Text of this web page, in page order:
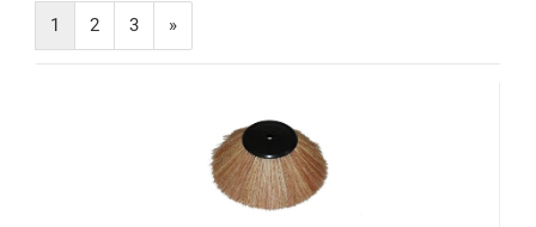
1 2 3 »